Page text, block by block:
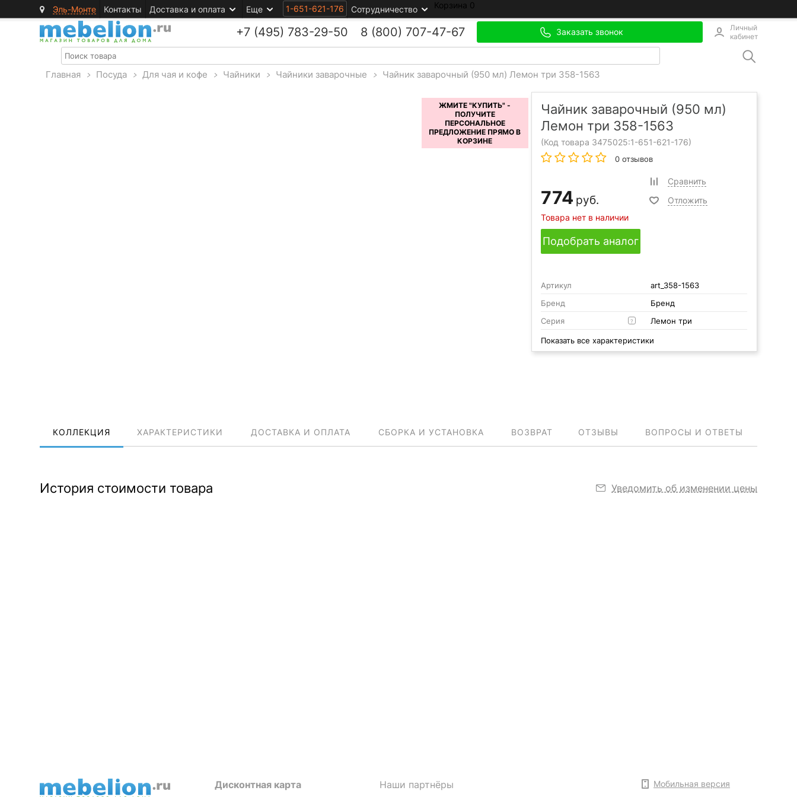
Эль-Монте Контакты Доставка и оплата Еще 1-651-621-176 Сотрудничество Корзина 0
+7 (495) 783-29-50 8 (800) 707-47-67 Заказать звонок
Личный
кабинет
Главная > Посуда > Для чая и кофе > Чайники > Чайники заварочные > Чайник заварочный (950 мл) Лемон три 358-1563
Чайник заварочный (950 мл)
Лемон три 358-1563
(Код товара 3475025:1-651-621-176)
0 отзывов
774 руб.
Товара нет в наличии
Сравнить
Отложить
Подобрать аналог
Артикул
art_358-1563
Бренд
Бренд
Серия
? Лемон три
Показать все характеристики
КОЛЛЕКЦИЯ ХАРАКТЕРИСТИКИ ДОСТАВКА И ОПЛАТА СБОРКА И УСТАНОВКА ВОЗВРАТ ОТЗЫВЫ ВОПРОСЫ И ОТВЕТЫ
История стоимости товара Уведомить об изменении цены
Дисконтная карта
Наши партнёры
Мобильная версия